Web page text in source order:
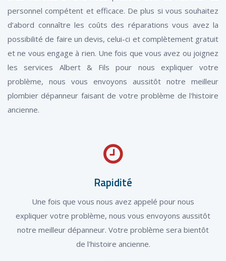
personnel compétent et efficace. De plus si vous souhaitez
d’abord connaître les coûts des réparations vous avez la
possibilité de faire un devis, celui-ci et complètement gratuit
et ne vous engage à rien. Une fois que vous avez ou joignez
les services Albert & Fils pour nous expliquer votre
problème, nous vous envoyons aussitôt notre meilleur
plombier dépanneur faisant de votre problème de l'histoire
ancienne.
Rapidité
Une fois que vous nous avez appelé pour nous
expliquer votre problème, nous vous envoyons aussitôt
notre meilleur dépanneur. Votre problème sera bientôt
de l'histoire ancienne.